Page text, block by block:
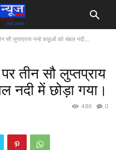
सौ लुप्तप्राय नन्हे कछुओं को चंबल नदी...
तीन सौ लुप्तप्राय
में छोड़ा गया।
0
486